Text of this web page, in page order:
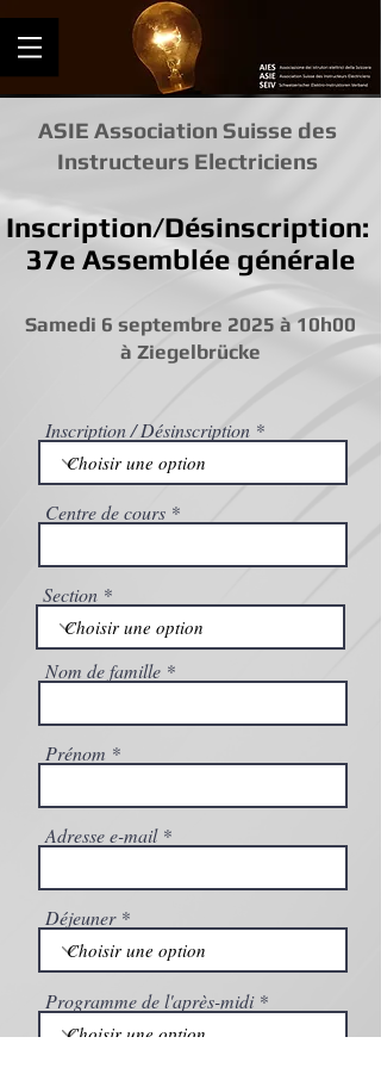
ASIE Association Suisse des
Instructeurs Electriciens
Inscription/Désinscription:
37e Assemblée générale
Samedi 6 septembre 2025 à 10h00
à Ziegelbrücke
Inscription / Désinscription
Centre de cours
Section
Nom de famille
Prénom
Adresse e-mail
Déjeuner
Programme de l'après-midi